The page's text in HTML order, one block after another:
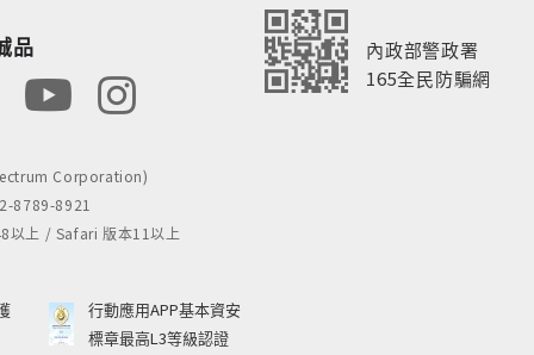
品
內政部警政署
165全民防騙網
Corporation)
8789-8921
以上 / Safari 版本11以上
行動應用APP基本資安
標章最高L3等級認證